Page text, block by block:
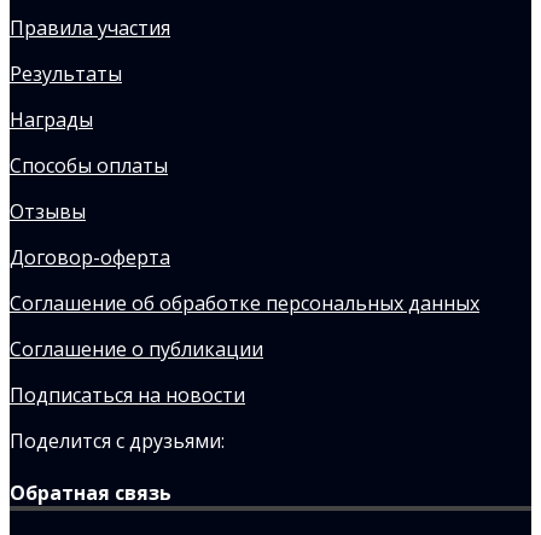
Правила участия
Результаты
Награды
Способы оплаты
Отзывы
Договор-оферта
Соглашение об обработке персональных данных
Соглашение о публикации
Подписаться на новости
Поделится с друзьями:
Обратная связь